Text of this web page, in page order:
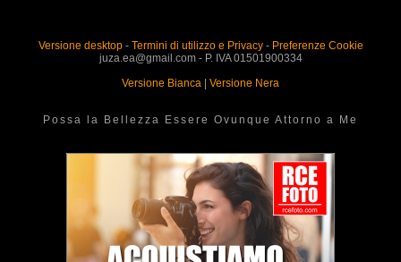
Versione desktop- Termini di utilizzo e Privacy- Preferenze Cookie
juza.ea@gmail.com - P. IVA 01501900334
Versione Bianca | Versione Nera
Possa la Bellezza Essere Ovunque Attorno a Me